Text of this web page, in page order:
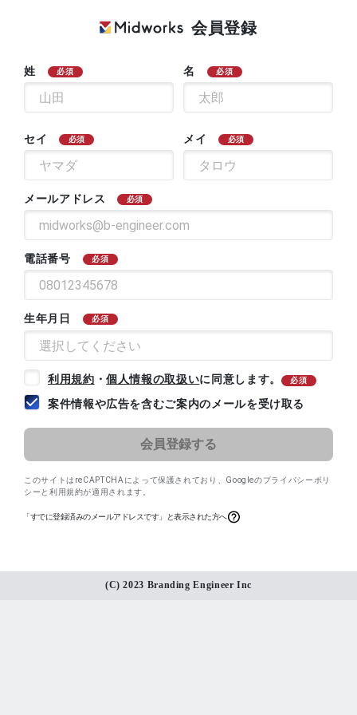
会員登録
姓 必須 名 必須
セイ 必須 メイ 必須
メールアドレス 必須
電話番号 必須
生年月日 必須
利用規約 ・個人情報の取扱いに同意します。 必須
案件情報や広告を含むご案内のメールを受け取る
このサイトはreCAPTCHAによって保護されており、 Googleのプライバシーポリ
シー と 利用規約が適用されます。
「すでに登録済みのメールアドレスです」と表示された方へ
(C) 2023 Branding Engineer Inc